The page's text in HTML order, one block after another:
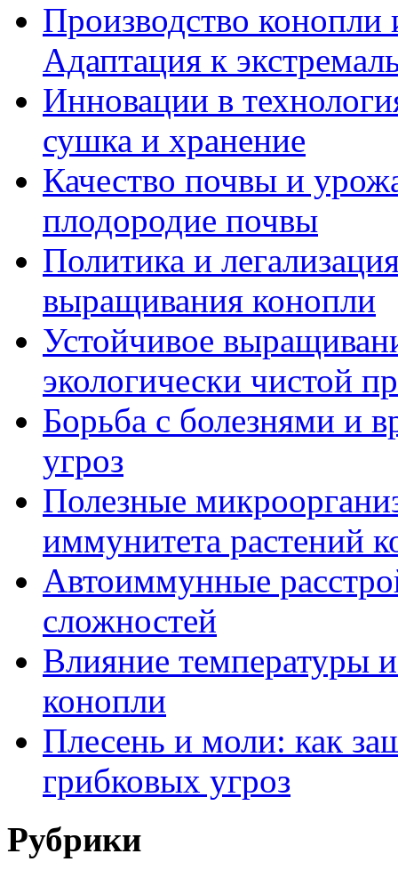
Производство конопли
Адаптация к
Инновации в
сушка и хранение
Качество почвы и
плодородие почвы
Политика и
выращивания конопли
Устойчивое
экологически чистой
Борьба с болезнями и
угроз
Полезные
иммунитета растений
Автоиммунные
сложностей
Влияние температуры
конопли
Плесень и моли: как
грибковых угроз
Рубрики